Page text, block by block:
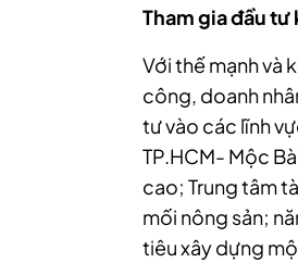
Tham gia đầu tư
Với thế mạnh và
công, doanh
tư vào các lĩnh
TP.HCM- Mộc
cao; Trung tâm
mối nông sản;
tiêu xây dựng